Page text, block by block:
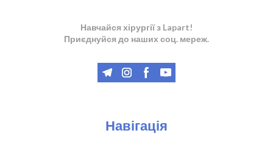
Навчайся хірургії з Lapart!
Приєднуйся до наших соц. мереж.
Навігація